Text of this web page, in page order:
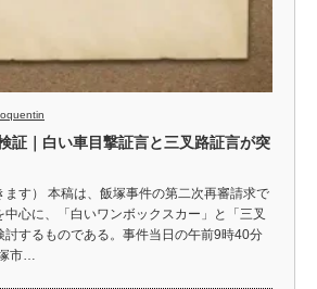
証｜白い車目撃証言と三叉路証言が突
ます） 本稿は、飯塚事件の第二次再審請求で
心に、「白いワンボックスカー」と「三叉
討するものである。事件当日の午前9時40分
市…